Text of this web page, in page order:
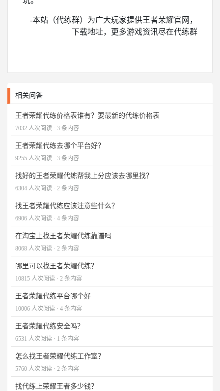
-本站（代练群）为广大玩家提供王者荣耀官网，
下载地址，更多游戏资讯尽在代练群
相关问答
王者荣耀代练价格表谁有？要最新的代练价格表
7032 人次阅读 · 3 条内容
王者荣耀代练去哪个平台好？
9255 人次阅读 · 3 条内容
找好的王者荣耀代练帮我上分应该去哪里找？
6304 人次阅读 · 2 条内容
找王者荣耀代练应该注意些什么？
6906 人次阅读 · 4 条内容
在淘宝上找王者荣耀代练靠谱吗
8068 人次阅读 · 2 条内容
哪里可以找王者荣耀代练？
10815 人次阅读 · 2 条内容
王者荣耀代练平台哪个好
10006 人次阅读 · 4 条内容
王者荣耀代练安全吗？
6531 人次阅读 · 1 条内容
怎么找王者荣耀代练工作室？
5760 人次阅读 · 2 条内容
找代练上荣耀王者多少钱？